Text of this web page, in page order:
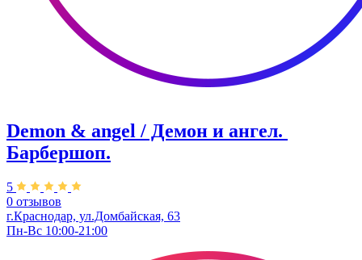
Demon & angel / Демон и ангел. ​
Барбершоп.
5
0 отзывов
г.Краснодар, ул.​Домбайская, 63
Пн-Вс 10:00-21:00